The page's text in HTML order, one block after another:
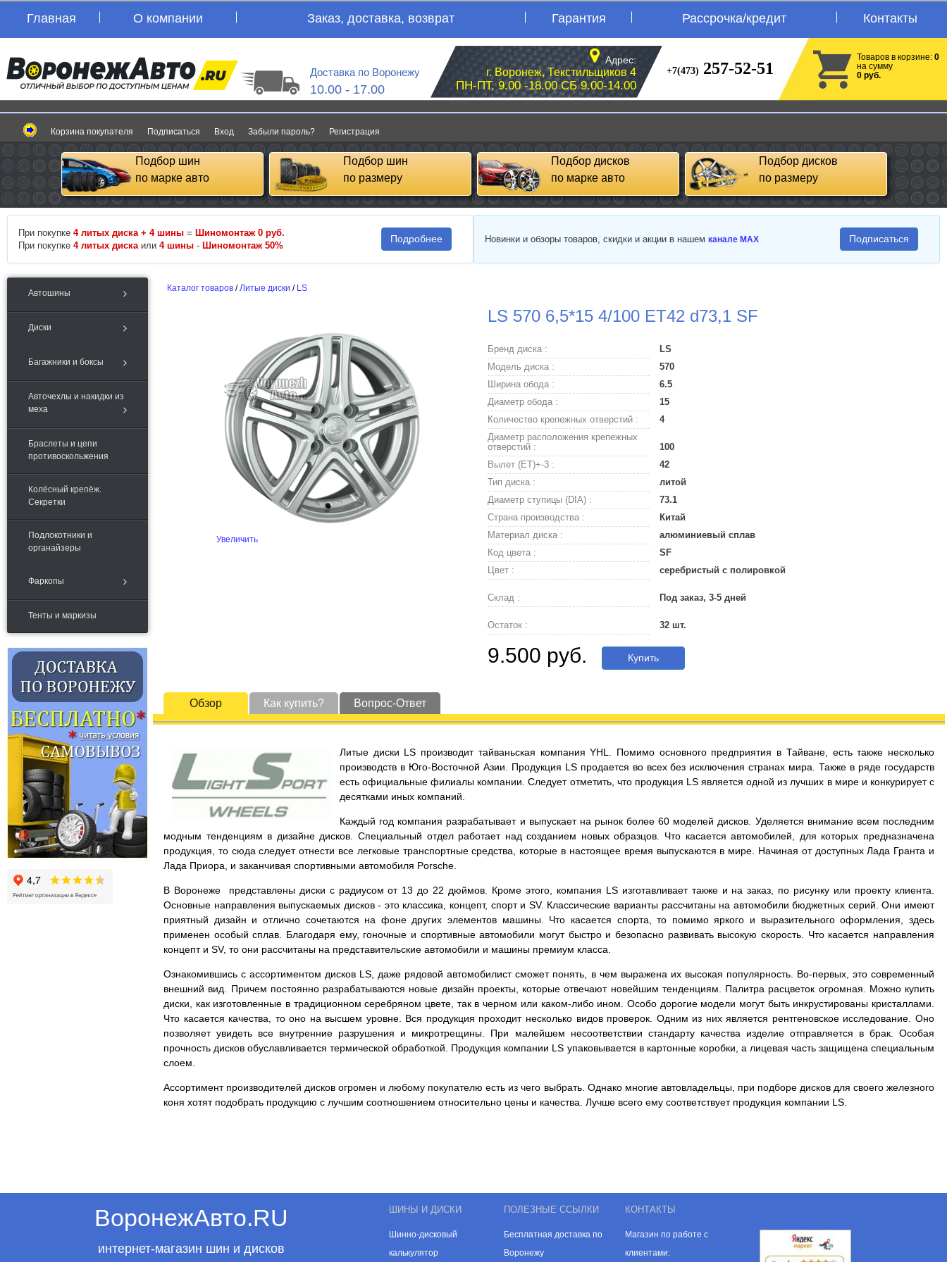
Главная О компании Заказ, доставка, возврат Гарантия Рассрочка/кредит Контакты
Доставка по Воронежу
10.00 - 17.00
Адрес:
г. Воронеж, Текстильщиков 4
ПН-ПТ, 9.00 -18.00 СБ 9.00-14.00
+7(473) 257-52-51
Товаров в корзине: 0
на сумму
0 руб.
Корзина покупателя Подписаться Вход Забыли пароль? Регистрация
Подбор шин
по марке авто
Подбор шин
по размеру
Подбор дисков
по марке авто
Подбор дисков
по размеру
При покупке 4 литых диска + 4 шины = Шиномонтаж 0 руб.
При покупке 4 литых диска или 4 шины - Шиномонтаж 50%
Подробнее Новинки и обзоры товаров, скидки и акции в нашем канале MAX Подписаться
Автошины
Диски
Багажники и боксы
Авточехлы и накидки из
меха
Браслеты и цепи
противоскольжения
Колёсный крепёж.
Секретки
Подлокотники и
органайзеры
Фаркопы
Тенты и маркизы
Каталог товаров /Литые диски / LS
LS 570 6,5*15 4/100 ET42 d73,1 SF
Увеличить
Бренд диска :
LS
Модель диска :
570
Ширина обода :
6.5
Диаметр обода :
15
Количество крепежных отверстий :
4
Диаметр расположения крепежных
отверстий :
100
Вылет (ET)+-3 :
42
Тип диска :
литой
Диаметр ступицы (DIA) :
73.1
Страна производства :
Китай
Материал диска :
алюминиевый сплав
Код цвета :
SF
Цвет :
серебристый с полировкой
Склад : Под заказ, 3-5 дней
Остаток : 32 шт.
9.500 руб. Купить
Обзор Как купить? Вопрос-Ответ
Литые диски LS производит тайваньская компания YHL. Помимо основного предприятия в Тайване, есть также несколько
производств в Юго-Восточной Азии. Продукция LS продается во всех без исключения странах мира. Также в ряде государств
есть официальные филиалы компании. Следует отметить, что продукция LS является одной из лучших в мире и конкурирует с
десятками иных компаний.
Каждый год компания разрабатывает и выпускает на рынок более 60 моделей дисков. Уделяется внимание всем последним
модным тенденциям в дизайне дисков. Специальный отдел работает над созданием новых образцов. Что касается автомобилей, для которых предназначена
продукция, то сюда следует отнести все легковые транспортные средства, которые в настоящее время выпускаются в мире. Начиная от доступных Лада Гранта и
Лада Приора, и заканчивая спортивными автомобиля Porsche.
В Воронеже представлены диски с радиусом от 13 до 22 дюймов. Кроме этого, компания LS изготавливает также и на заказ, по рисунку или проекту клиента.
Основные направления выпускаемых дисков - это классика, концепт, спорт и SV. Классические варианты рассчитаны на автомобили бюджетных серий. Они имеют
приятный дизайн и отлично сочетаются на фоне других элементов машины. Что касается спорта, то помимо яркого и выразительного оформления, здесь
применен особый сплав. Благодаря ему, гоночные и спортивные автомобили могут быстро и безопасно развивать высокую скорость. Что касается направления
концепт и SV, то они рассчитаны на представительские автомобили и машины премиум класса.
Ознакомившись с ассортиментом дисков LS, даже рядовой автомобилист сможет понять, в чем выражена их высокая популярность. Во-первых, это современный
внешний вид. Причем постоянно разрабатываются новые дизайн проекты, которые отвечают новейшим тенденциям. Палитра расцветок огромная. Можно купить
диски, как изготовленные в традиционном серебряном цвете, так в черном или каком-либо ином. Особо дорогие модели могут быть инкрустированы кристаллами.
Что касается качества, то оно на высшем уровне. Вся продукция проходит несколько видов проверок. Одним из них является рентгеновское исследование. Оно
позволяет увидеть все внутренние разрушения и микротрещины. При малейшем несоответствии стандарту качества изделие отправляется в брак. Особая
прочность дисков обуславливается термической обработкой. Продукция компании LS упаковывается в картонные коробки, а лицевая часть защищена специальным
слоем.
Ассортимент производителей дисков огромен и любому покупателю есть из чего выбрать. Однако многие автовладельцы, при подборе дисков для своего железного
коня хотят подобрать продукцию с лучшим соотношением относительно цены и качества. Лучше всего ему соответствует продукция компании LS.
ВоронежАвто.RU
интернет-магазин шин и дисков
ШИНЫ И ДИСКИ
Шинно-дисковый
калькулятор
ПОЛЕЗНЫЕ ССЫЛКИ
Бесплатная доставка по
Воронежу
КОНТАКТЫ
Магазин по работе с
клиентами: